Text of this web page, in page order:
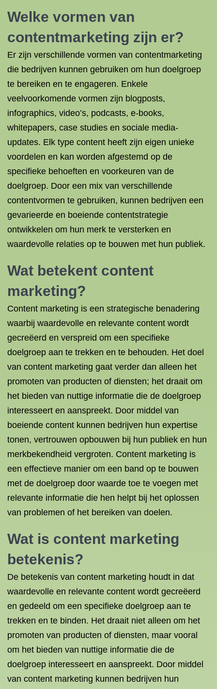
Welke vormen van
contentmarketing zijn er?
Er zijn verschillende vormen van contentmarketing
die bedrijven kunnen gebruiken om hun doelgroep
te bereiken en te engageren. Enkele
veelvoorkomende vormen zijn blogposts,
infographics, video’s, podcasts, e-books,
whitepapers, case studies en sociale media-
updates. Elk type content heeft zijn eigen unieke
voordelen en kan worden afgestemd op de
specifieke behoeften en voorkeuren van de
doelgroep. Door een mix van verschillende
contentvormen te gebruiken, kunnen bedrijven een
gevarieerde en boeiende contentstrategie
ontwikkelen om hun merk te versterken en
waardevolle relaties op te bouwen met hun publiek.
Wat betekent content
marketing?
Content marketing is een strategische benadering
waarbij waardevolle en relevante content wordt
gecreëerd en verspreid om een specifieke
doelgroep aan te trekken en te behouden. Het doel
van content marketing gaat verder dan alleen het
promoten van producten of diensten; het draait om
het bieden van nuttige informatie die de doelgroep
interesseert en aanspreekt. Door middel van
boeiende content kunnen bedrijven hun expertise
tonen, vertrouwen opbouwen bij hun publiek en hun
merkbekendheid vergroten. Content marketing is
een effectieve manier om een band op te bouwen
met de doelgroep door waarde toe te voegen met
relevante informatie die hen helpt bij het oplossen
van problemen of het bereiken van doelen.
Wat is content marketing
betekenis?
De betekenis van content marketing houdt in dat
waardevolle en relevante content wordt gecreëerd
en gedeeld om een specifieke doelgroep aan te
trekken en te binden. Het draait niet alleen om het
promoten van producten of diensten, maar vooral
om het bieden van nuttige informatie die de
doelgroep interesseert en aanspreekt. Door middel
van content marketing kunnen bedrijven hun